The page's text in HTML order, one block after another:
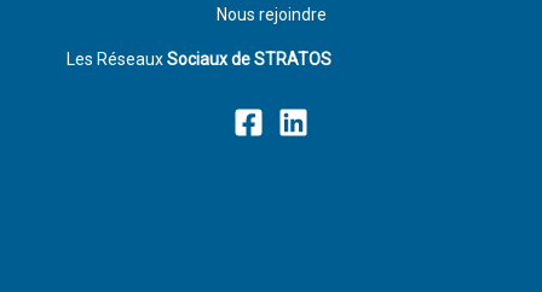
Nous rejoindre
Les RéseauxSociaux de STRATOS